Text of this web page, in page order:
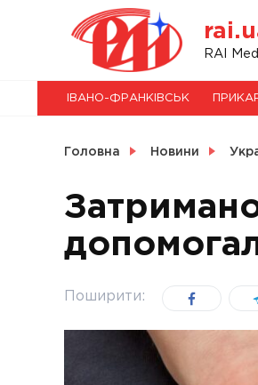
RAI
НОВИНИ
СВІТ
УКРАЇНА
ІВАНО-ФРАНКІВСЬК
Головна Новини
Поширити: